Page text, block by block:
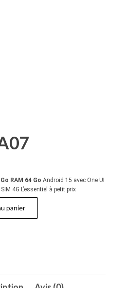
RAM 64 Go Android 15 avec One UI
4G L’essentiel à petit prix
panier